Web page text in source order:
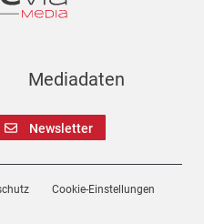
Mediadaten
Newsletter
Cookie-Einstellungen